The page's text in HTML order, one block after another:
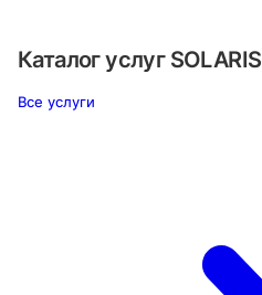
Каталог услуг SOLARIS
Все услуги